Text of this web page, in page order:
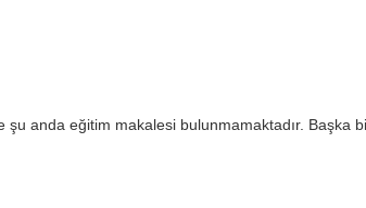
CIRCLE
şu anda eğitim makalesi bulunmamaktadır. Başka